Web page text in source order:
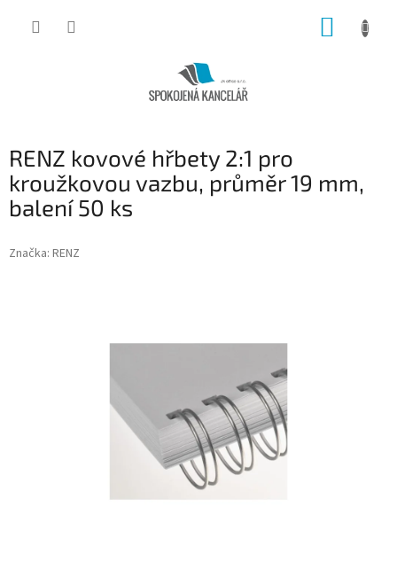
RENZ kovové hřbety 2:1 pro
kroužkovou vazbu, průměr 19 mm,
balení 50 ks
Značka: RENZ